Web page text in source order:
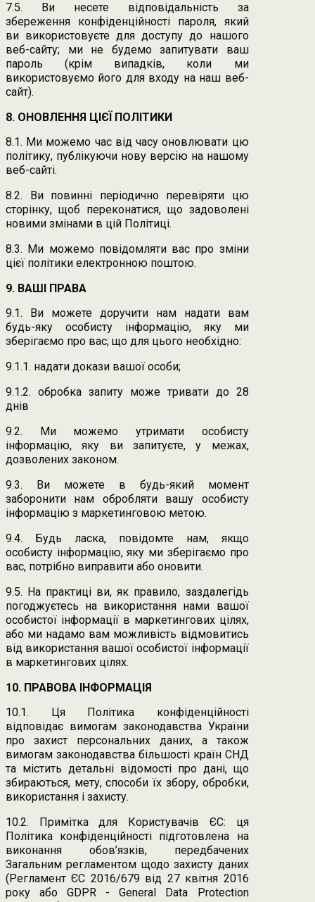
7.5. Ви несете відповідальність за
збереження конфіденційності пароля, який
ви використовуєте для доступу до нашого
веб-сайту; ми не будемо запитувати ваш
пароль (крім випадків, коли ми
використовуємо його для входу на наш веб-
сайт).
8. ОНОВЛЕННЯ ЦІЄЇ ПОЛІТИКИ
8.1. Ми можемо час від часу оновлювати цю
політику, публікуючи нову версію на нашому
веб-сайті.
8.2. Ви повинні періодично перевіряти цю
сторінку, щоб переконатися, що задоволені
новими змінами в цій Політиці.
8.3. Ми можемо повідомляти вас про зміни
цієї політики електронною поштою.
9. ВАШІ ПРАВА
9.1. Ви можете доручити нам надати вам
будь-яку особисту інформацію, яку ми
зберігаємо про вас; що для цього необхідно:
9.1.1. надати докази вашої особи;
9.1.2. обробка запиту може тривати до 28
днів
9.2. Ми можемо утримати особисту
інформацію, яку ви запитуєте, у межах,
дозволених законом.
9.3. Ви можете в будь-який момент
заборонити нам обробляти вашу особисту
інформацію з маркетинговою метою.
9.4. Будь ласка, повідомте нам, якщо
особисту інформацію, яку ми зберігаємо про
вас, потрібно виправити або оновити.
9.5. На практиці ви, як правило, заздалегідь
погоджуєтесь на використання нами вашої
особистої інформації в маркетингових цілях,
або ми надамо вам можливість відмовитись
від використання вашої особистої інформації
в маркетингових цілях.
10. ПРАВОВА ІНФОРМАЦІЯ
10.1. Ця Політика конфіденційності
відповідає вимогам законодавства України
про захист персональних даних, а також
вимогам законодавства більшості країн СНД
та містить детальні відомості про дані, що
збираються, мету, способи їх збору, обробки,
використання і захисту.
10.2. Примітка для Користувачів ЄС: ця
Політика конфіденційності підготовлена на
виконання обов’язків, передбачених
Загальним регламентом щодо захисту даних
(Регламент ЄС 2016/679 від 27 квітня 2016
року або GDPR - General Data Protection